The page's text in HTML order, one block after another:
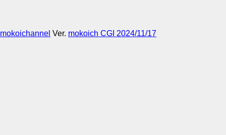
mokoichannel Ver. mokoich CGI 2024/11/17